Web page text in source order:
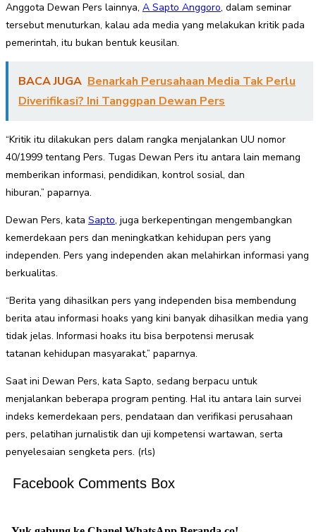
Anggota Dewan Pers lainnya, A Sapto Anggoro, dalam seminar
tersebut menuturkan, kalau ada media yang melakukan kritik pada
pemerintah, itu bukan bentuk keusilan.
BACA JUGA Benarkah Perusahaan Media Tak Perlu
Diverifikasi? Ini Tanggpan Dewan Pers
“Kritik itu dilakukan pers dalam rangka menjalankan UU nomor
40/1999 tentang Pers. Tugas Dewan Pers itu antara lain memang
memberikan informasi, pendidikan, kontrol sosial, dan
hiburan,” paparnya.
Dewan Pers, kata Sapto, juga berkepentingan mengembangkan
kemerdekaan pers dan meningkatkan kehidupan pers yang
independen. Pers yang independen akan melahirkan informasi yang
berkualitas.
“Berita yang dihasilkan pers yang independen bisa membendung
berita atau informasi hoaks yang kini banyak dihasilkan media yang
tidak jelas. Informasi hoaks itu bisa berpotensi merusak
tatanan kehidupan masyarakat,” paparnya.
Saat ini Dewan Pers, kata Sapto, sedang berpacu untuk
menjalankan beberapa program penting. Hal itu antara lain survei
indeks kemerdekaan pers, pendataan dan verifikasi perusahaan
pers, pelatihan jurnalistik dan uji kompetensi wartawan, serta
penyelesaian sengketa pers. (rls)
Facebook Comments Box